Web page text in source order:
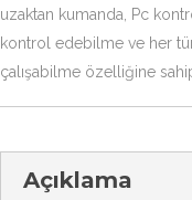
uzaktan kumanda, Pc
kontrol edebilme ve her
çalışabilme özelliğine
Açıklama